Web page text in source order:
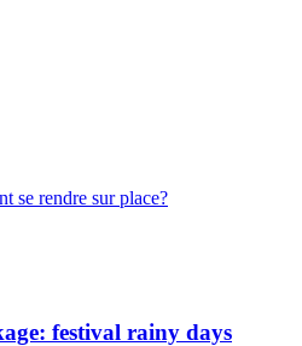
se rendre sur place?
festival rainy days